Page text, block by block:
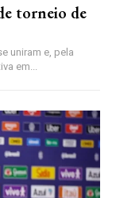
torneio de
uniram e, pela
em...